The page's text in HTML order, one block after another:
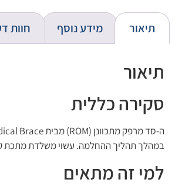
תיאור מידע נוסף חוות
תיאור
סקירה כללית
במהלך תהליך ההחלמה. עשוי משלדת מתכת
למי זה מתאים